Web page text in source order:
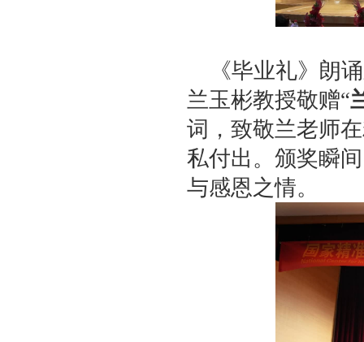
《毕业礼》朗
兰玉彬教授敬赠“
词，致敬兰老师
私付出。颁奖瞬
与感恩之情。